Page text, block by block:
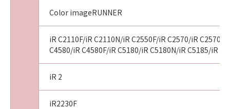
Color imageRUNNER
iR C2110F/iR C2110N/iR C2550F/iR C2570/iR
C4580/iR C4580F/iR C5180/iR C5180N/iR C5185/iR
iR 2
iR2230F